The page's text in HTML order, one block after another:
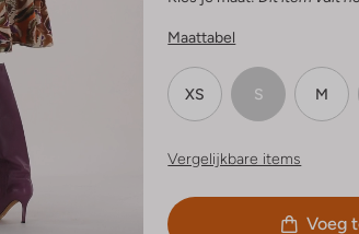
Maattabel
XS S M
Vergelijkbare items
Voeg